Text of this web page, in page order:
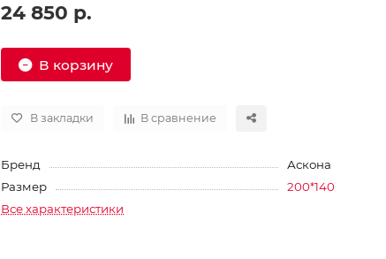
24 850 р.
В корзину
В закладки В сравнение
Бренд
Аскона
Размер
200*140
Все характеристики